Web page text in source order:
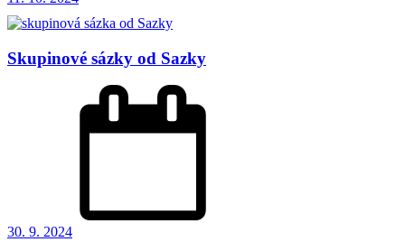
Skupinové sázky od Sazky
30. 9. 2024